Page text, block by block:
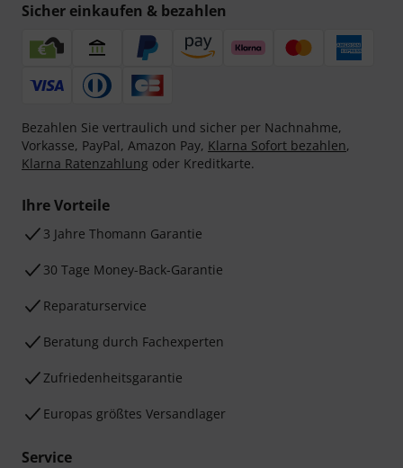
Sicher einkaufen & bezahlen
Bezahlen Sie vertraulich und sicher per Nachnahme,
Vorkasse, PayPal, Amazon Pay, Klarna Sofort bezahlen,
Klarna Ratenzahlung oder Kreditkarte.
Ihre Vorteile
3 Jahre Thomann Garantie
30 Tage Money-Back-Garantie
Reparaturservice
Beratung durch Fachexperten
Zufriedenheitsgarantie
Europas größtes Versandlager
Service